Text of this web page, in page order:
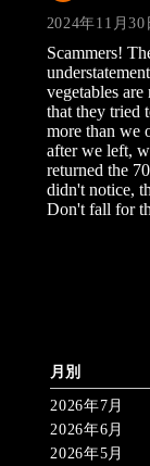
2024年11月30
Scammers!
vegetables
that they tried
more than we
after we left,
returned the
didn't notice,
Don't fall for
月別
2026年7月
2026年6月
2026年5月